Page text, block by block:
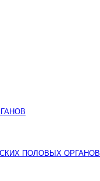
ПОЛОВЫХ ОРГАНОВ